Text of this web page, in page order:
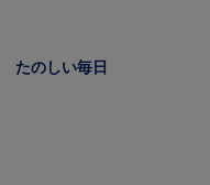
たのしい毎日